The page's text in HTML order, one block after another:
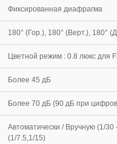
Фиксированная диафрагма
180° (Гор.), 180° (Верт.), 180°
Цветной режим : 0.8 люкс для
Более 45 дБ
Более 70 дБ (90 дБ при
Автоматически / Вручную (1/
(1/7.5,1/15)